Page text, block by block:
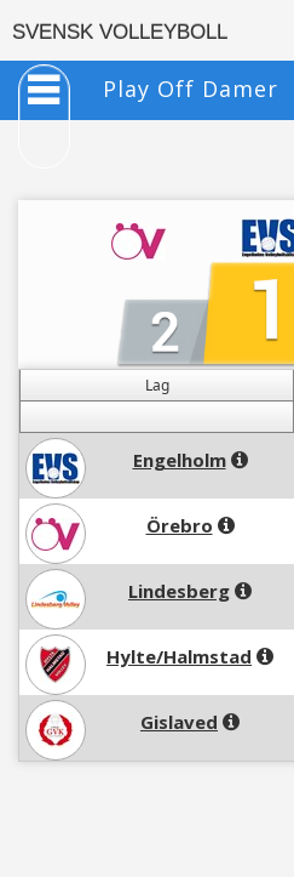
SVENSK VOLLEYBOLL
Play Off Damer
Lag
Engelholm
Örebro
Lindesberg
Hylte/Halmstad
Gislaved